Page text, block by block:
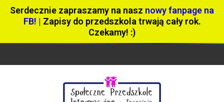
Serdecznie zapraszamy na nasz nowy fanpage na
FB! | Zapisy do przedszkola trwają cały rok.
Czekamy! :)